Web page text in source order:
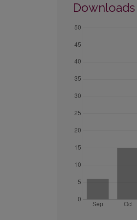
Downloads